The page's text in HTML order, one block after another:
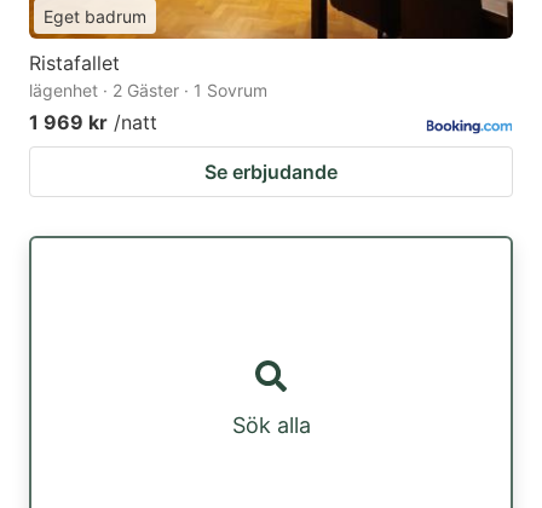
Eget badrum
Ristafallet
lägenhet · 2 Gäster · 1 Sovrum
1 969 kr /natt
Se erbjudande
Sök alla